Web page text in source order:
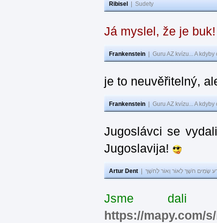
Ribisel Sudety
Já myslel, že je
Frankenstein Guru AZ kvízu... A
je to neuvěřitelný,
Frankenstein Guru AZ kvízu... A
Jugoslávci se
Jugoslavija!
Artur Dent שָׂמִים חֹשֶׁךְ לְאוֹר וְאוֹר לְחֹשֶׁךְ
Jsme dali
https://mapy.com/